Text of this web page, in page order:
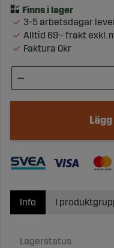
3-5 arbetsdagar
Alltid 69:- frakt exkl.
Faktura 0kr
Info
Lagerstatus
I